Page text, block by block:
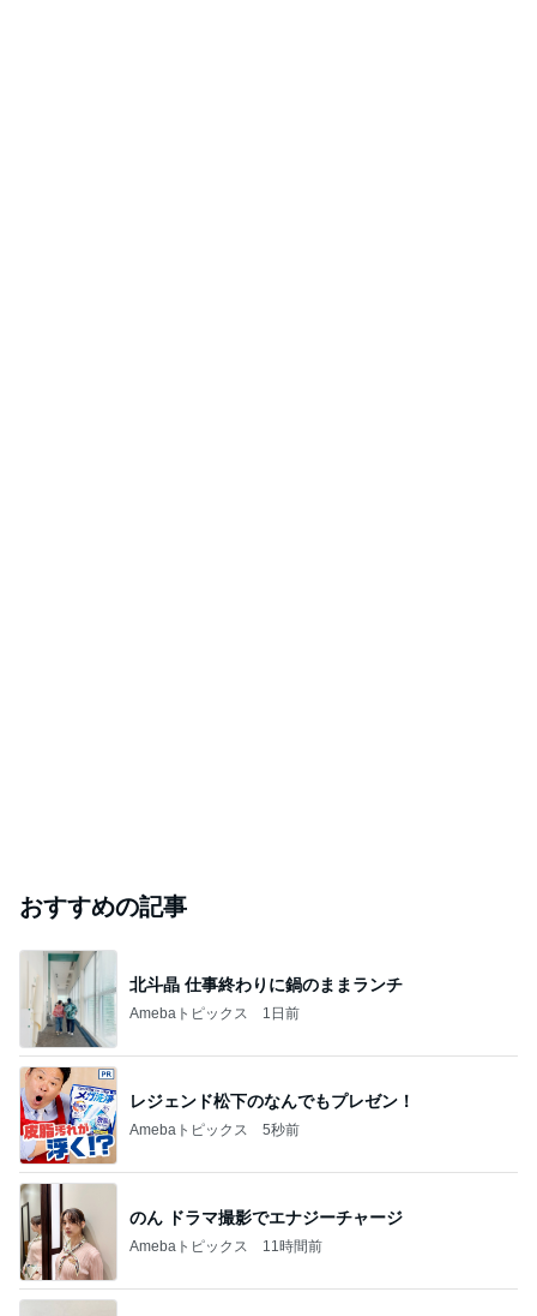
おすすめの記事
北斗晶 仕事終わりに鍋のままランチ
Amebaトピックス 1日前
レジェンド松下のなんでもプレゼン！
Amebaトピックス 5秒前
のん ドラマ撮影でエナジーチャージ
Amebaトピックス 11時間前